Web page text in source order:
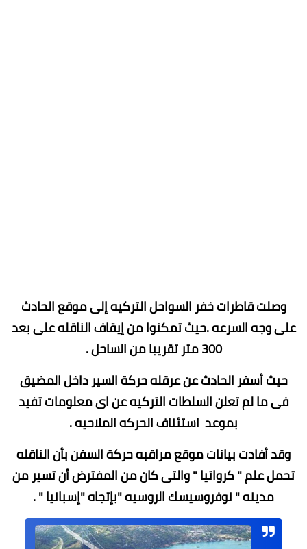
وصلت قاطرات خفر السواحل التركيه إلى موقع الحادث
على وجه السرعه .حيث تمكنوا من إيقاف الناقله على بعد
300 متر تقريبا من الساحل .
حيث أسفر الحادث عن عرقله حركة السير داخل المضيق
فى ما لم تعلن السلطات التركيه عن اى معلومات تفيد
بموعد استئناف الحركه الملاحيه .
وقد أفادت بيانات موقع مراقبه حركة السفن بأن الناقله
تحمل علم " كرواتيا " والتى كان من المفترض أن تسير من
مدينه " نوفروسيسك الروسيه "بإتجاه "إسبانيا " .